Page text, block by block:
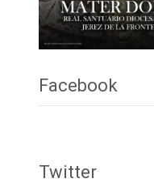
Facebook
Twitter